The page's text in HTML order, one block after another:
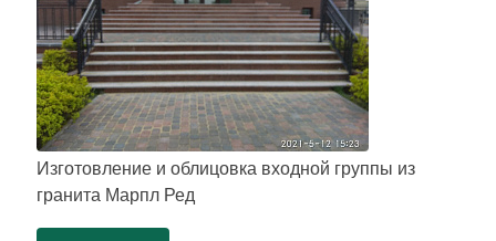
Изготовление и облицовка входной группы из
гранита Марпл Ред